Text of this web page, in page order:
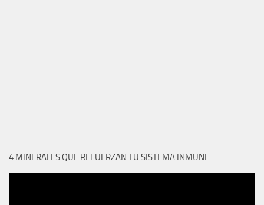
4 MINERALES QUE REFUERZAN TU SISTEMA INMUNE